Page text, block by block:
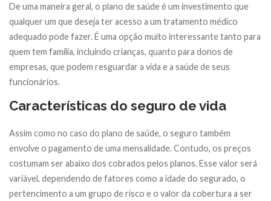
De uma maneira geral, o plano de saúde é um investimento que
qualquer um que deseja ter acesso a um tratamento médico
adequado pode fazer. É uma opção muito interessante tanto para
quem tem família, incluindo crianças, quanto para donos de
empresas, que podem resguardar a vida e a saúde de seus
funcionários.
Características do seguro de vida
Assim como no caso do plano de saúde, o seguro também
envolve o pagamento de uma mensalidade. Contudo, os preços
costumam ser abaixo dos cobrados pelos planos. Esse valor será
variável, dependendo de fatores como a idade do segurado, o
pertencimento a um grupo de risco e o valor da cobertura a ser